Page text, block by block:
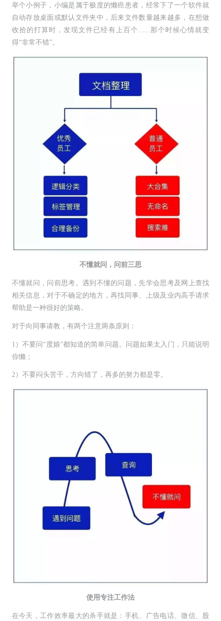
举个小例子，小编是属于极度的懒癌患者，经常下了一个软件就
自动存放桌面或默认文件夹中，后来文件数量越来越多，在想做
收拾的打算时，发现文件已经有上百个......那个时候心情就变
得“非常不错”。
不懂就问，问前三思
不懂就问，问前思考。遇到不懂的问题，先学会思考及网上查找
相关信息，对于不确定的地方，再找同事、上级及业内高手请求
帮助是一种很好的策略。
对于向同事请教，有两个注意两条原则：
1）不要问“度娘”都知道的简单问题。问题如果太入门，只能说明
你懒；
2）不要闷头苦干，方向错了，再多的努力都是零。
使用专注工作法
在今天，工作效率最大的杀手就是：手机、广告电话、微信、股